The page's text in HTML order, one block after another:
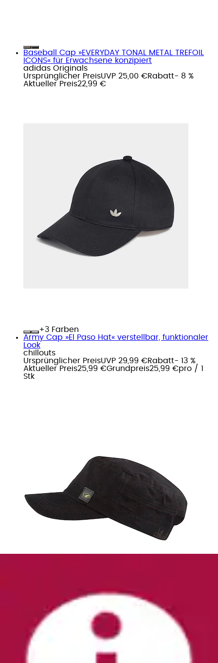
Baseball Cap »EVERYDAY TONAL METAL TREFOIL
ICONS« für Erwachsene konzipiert
adidas Originals
Ursprünglicher PreisUVP 25,00 €Rabatt- 8 %
Aktueller Preis22,99 €
+
Farben
Army Cap »El Paso Hat« verstellbar, funktionaler
Look
chillouts
Ursprünglicher PreisUVP 29,99 €Rabatt- 13 %
Aktueller Preis25,99 €Grundpreis25,99 €pro / 1
Stk
+
Baseball Cap »Kody-PL« im Tucker Style, mit
HUGO Patch, unisex
HUGO
Ursprünglicher PreisUVP 40,00 €
- 20 %